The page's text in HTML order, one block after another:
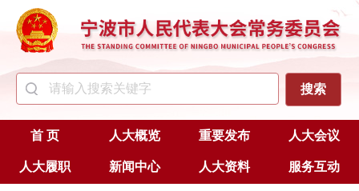
首 页 人大概览 重要发布 人大会议
人大履职 新闻中心 人大资料 服务互动